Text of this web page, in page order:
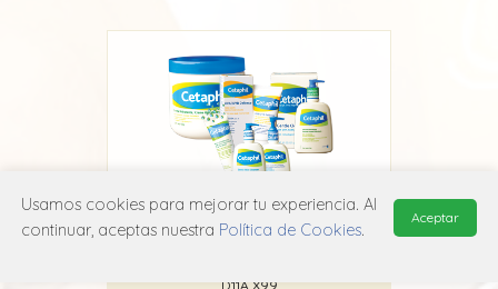
Cetaphil Gel y Loción Limpiadora
D11A X99
Usamos cookies para mejorar tu experiencia. Al
continuar, aceptas nuestra Política de Cookies.
Aceptar